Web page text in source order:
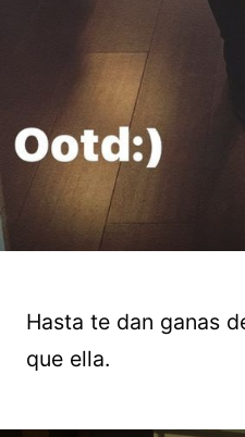
Hasta te dan ganas
que ella.